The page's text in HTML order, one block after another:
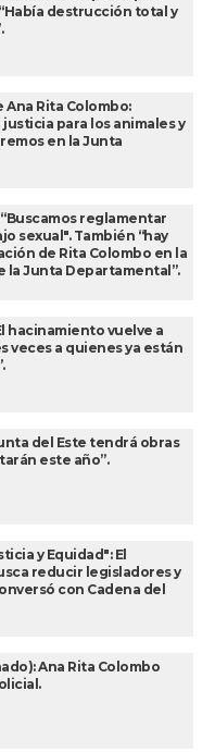
destrucción total y
Rita Colombo:
para los animales y
en la Junta
reglamentar
sexual". También “hay
de Rita Colombo en la
la Junta Departamental”.
hacinamiento vuelve a
veces a quienes ya están
del Este tendrá obras
este año”.
y Equidad": El
reducir legisladores y
con Cadena del
Ana Rita Colombo